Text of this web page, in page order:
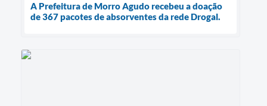
A Prefeitura de Morro Agudo recebeu a doação
de 367 pacotes de absorventes da rede Drogal.